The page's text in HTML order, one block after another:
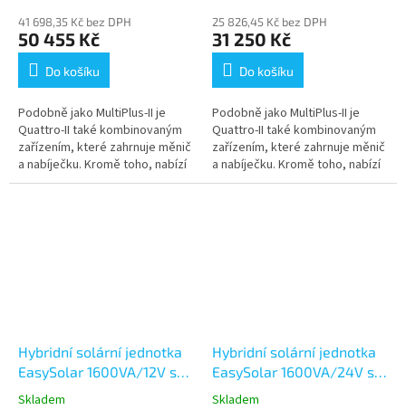
41 698,35 Kč bez DPH
50 455 Kč
Do košíku
Podobně jako MultiPlus-II je
Quattro-II také kombinovaným
zařízením, které zahrnuje měnič
a nabíječku. Kromě toho, nabízí
dva AC vstupy a automaticky se
25 826,45 Kč bez DPH
31 250 Kč
Do košíku
Podobně jako MultiPlus-II je
Quattro-II také kombinovaným
zařízením, které zahrnuje měnič
a nabíječku. Kromě toho, nabízí
dva AC vstupy a automaticky se
Hybridní solární jednotka
EasySolar 1600VA/12V s
AC jističi
Skladem
Hybridní solární jednotka
EasySolar 1600VA/24V s
AC jističi
Skladem